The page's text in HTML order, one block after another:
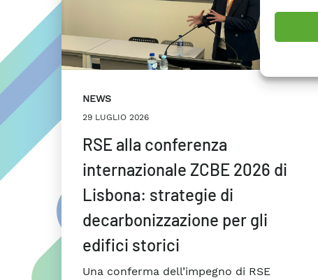
NEWS
29 LUGLIO 2026
RSE alla conferenza
internazionale ZCBE 2026 di
Lisbona: strategie di
decarbonizzazione per gli
edifici storici
Una conferma dell’impegno di RSE